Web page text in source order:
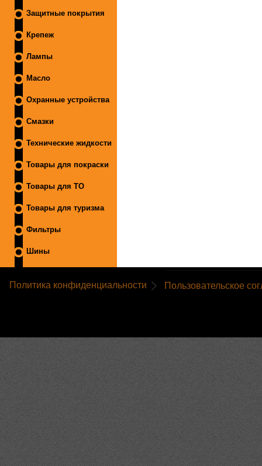
Защитные покрытия
Крепеж
Лампы
Масло
Охранные устройства
Смазки
Технические жидкости
Товары для покраски
Товары для ТО
Товары для туризма
Фильтры
Шины
Политика конфиденциальности Пользовательское